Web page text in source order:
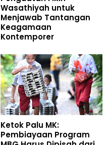
Wasathiyah untuk
Menjawab Tantangan
Keagamaan
Kontemporer
Ketok Palu MK:
Pembiayaan Program